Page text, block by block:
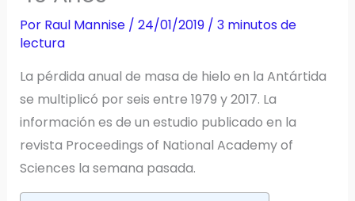
Por Raul Mannise / 24/01/2019 / 3 minutos de
lectura
La pérdida anual de masa de hielo en la Antártida
se multiplicó por seis entre 1979 y 2017. La
información es de un estudio publicado en la
revista Proceedings of National Academy of
Sciences la semana pasada.